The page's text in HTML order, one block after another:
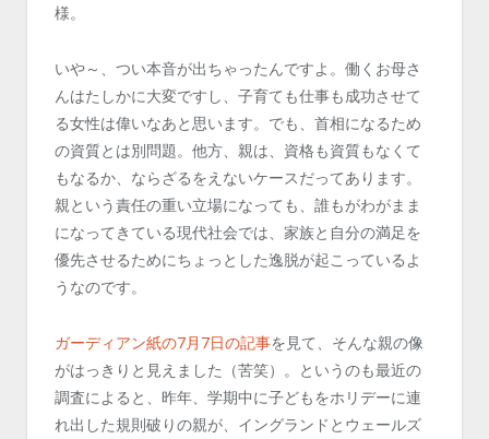
様。
いや～、つい本音が出ちゃったんですよ。働くお母さ
んはたしかに大変ですし、子育ても仕事も成功させて
る女性は偉いなあと思います。でも、首相になるため
の資質とは別問題。他方、親は、資格も資質もなくて
もなるか、ならざるをえないケースだってあります。
親という責任の重い立場になっても、誰もがわがまま
になってきている現代社会では、家族と自分の満足を
優先させるためにちょっとした逸脱が起こっているよ
うなのです。
ガーディアン紙の7月7日の記事を見て、そんな親の像
がはっきりと見えました（苦笑）。というのも最近の
調査によると、昨年、学期中に子どもをホリデーに連
れ出した規則破りの親が、イングランドとウェールズ